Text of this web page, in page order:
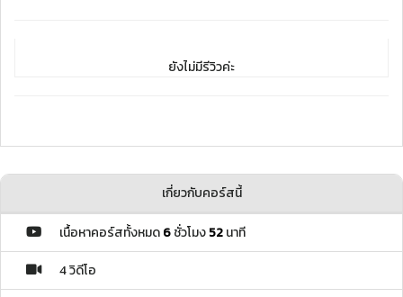
ยังไม่มีรีวิวค่ะ
เกี่ยวกับคอร์สนี้
เนื้อหาคอร์สทั้งหมด6ชั่วโมง52นาที
4 วิดีโอ